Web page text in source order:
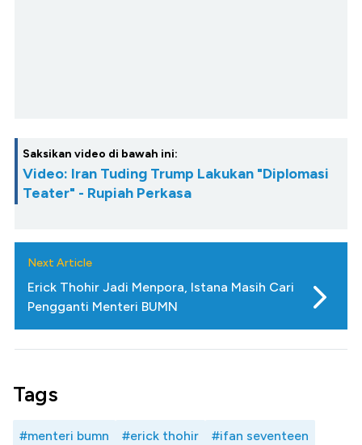
Saksikan video di bawah ini:
Video: Iran Tuding Trump Lakukan "Diplomasi
Teater" - Rupiah Perkasa
Next Article
Erick Thohir Jadi Menpora, Istana Masih Cari
Pengganti Menteri BUMN
Tags
#menteri bumn #erick thohir #ifan seventeen